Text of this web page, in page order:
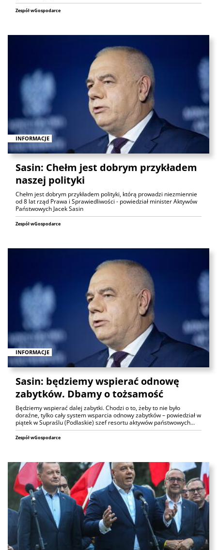
Zespół wGospodarce
INFORMACJE
Sasin: Chełm jest dobrym przykładem
naszej polityki
Chełm jest dobrym przykładem polityki, którą prowadzi niezmiennie
od 8 lat rząd Prawa i Sprawiedliwości - powiedział minister Aktywów
Państwowych Jacek Sasin
Zespół wGospodarce
INFORMACJE
Sasin: będziemy wspierać odnowę
zabytków. Dbamy o tożsamość
Będziemy wspierać dalej zabytki. Chodzi o to, żeby to nie było
doraźne, tylko cały system wsparcia odnowy zabytków – powiedział w
piątek w Supraślu (Podlaskie) szef resortu aktywów państwowych…
Zespół wGospodarce